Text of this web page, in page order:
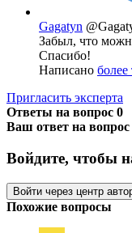
Gagatyn
Забыл, что
Спасибо!
Написано более
Пригласить эксперта
Ответы на вопрос 0
Ваш ответ на вопрос
Войдите, чтобы
Войти через центр
Похожие вопросы